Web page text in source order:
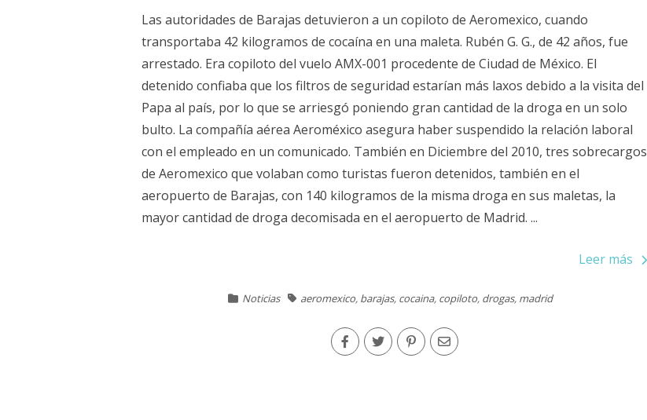
Las autoridades de Barajas detuvieron a un copiloto de Aeromexico, cuando
transportaba 42 kilogramos de cocaína en una maleta. Rubén G. G., de 42 años, fue
arrestado. Era copiloto del vuelo AMX-001 procedente de Ciudad de México. El
detenido confiaba que los filtros de seguridad estarían más laxos debido a la visita del
Papa al país, por lo que se arriesgó poniendo gran cantidad de la droga en un solo
bulto. La compañía aérea Aeroméxico asegura haber suspendido la relación laboral
con el empleado en un comunicado. También en Diciembre del 2010, tres sobrecargos
de Aeromexico que volaban como turistas fueron detenidos, también en el
aeropuerto de Barajas, con 140 kilogramos de la misma droga en sus maletas, la
mayor cantidad de droga decomisada en el aeropuerto de Madrid. ...
Leer más
Noticias aeromexico, barajas, cocaina, copiloto, drogas, madrid